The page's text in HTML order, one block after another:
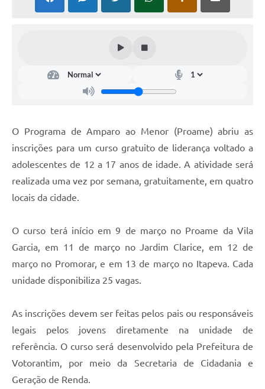
COVID - 19
Jornal (Edições anteriores)
Uso de Internet e Recursos de Informática
Guarda Civil Municipal (GCM)
Arborização urbana
Lei de Acesso à Informação
Legislação
Notícias
Contato
O Programa de Amparo ao Menor (Proame) abriu as
inscrições para um curso gratuito de liderança voltado a
adolescentes de 12 a 17 anos de idade. A atividade será
realizada uma vez por semana, gratuitamente, em quatro
locais da cidade.
O curso terá início em 9 de março no Proame da Vila
Garcia, em 11 de março no Jardim Clarice, em 12 de
março no Promorar, e em 13 de março no Itapeva. Cada
unidade disponibiliza 25 vagas.
As inscrições devem ser feitas pelos pais ou responsáveis
legais pelos jovens diretamente na unidade de
referência. O curso será desenvolvido pela Prefeitura de
Votorantim, por meio da Secretaria de Cidadania e
Geração de Renda.